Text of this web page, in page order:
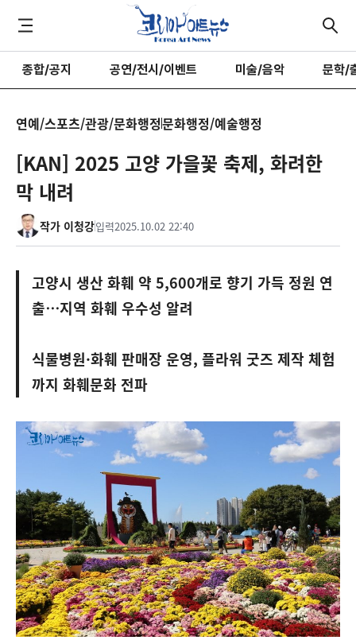
종합/공지 공연/전시/이벤트 미술/음악 문학/
연예/스포츠/관광/문화행정문화행정/예술행정
[KAN] 2025 고양 가을꽃 축제, 화려한
막 내려
작가 이청강입력2025.10.02 22:40
고양시 생산 화훼 약 5,600개로 향기 가득 정원 연
출⋯지역 화훼 우수성 알려
식물병원·화훼 판매장 운영, 플라워 굿즈 제작 체험
까지 화훼문화 전파